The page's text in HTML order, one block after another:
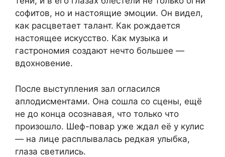
софитов, но и настоящие эмоции. Он видел,
как расцветает талант. Как рождается
настоящее искусство. Как музыка и
гастрономия создают нечто большее —
вдохновение.
После выступления зал огласился
аплодисментами. Она сошла со сцены, ещё
не до конца осознавая, что только что
произошло. Шеф-повар уже ждал её у кулис
— на лице расплывалась редкая улыбка,
глаза светились.